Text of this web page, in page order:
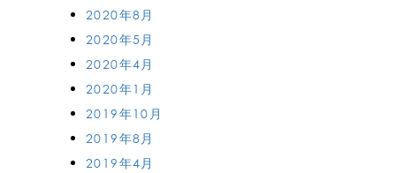
2020年8月
2020年5月
2020年4月
2020年1月
2019年10月
2019年8月
2019年4月